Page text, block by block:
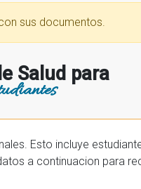
sus documentos.
Salud para
en los EE.UU. y tambien